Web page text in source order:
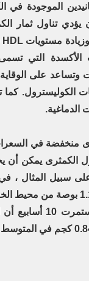
الموجودة
الأكسدة التي
وتساعد على
الكوليسترول. كما
الدماغية.
منخفضة في السعرات
الكمثرى يمكن أن
حوالي 1.1 بوصة من
أخرى